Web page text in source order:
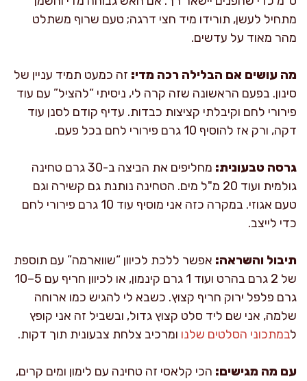
מתחיל לעשן, תורידו מיד חצי דרגה; טעם שרוף משתלט
מהר מאוד על עדשים.
מה עושים אם הבלילה רכה מדי: זה כמעט תמיד עניין של
סינון. בפעם הראשונה שזה קרה לי, ניסיתי “להציל” עם עוד
פירורי לחם וקיבלתי קציצות כבדות. עדיף קודם לסנן עוד
דקה, ורק אז להוסיף 10 גרם פירורי לחם בכל פעם.
גרסה טבעונית:
מחליפים את הביצה ב-30 גרם טחינה
גולמית ועוד 20 מ"ל מים. הטחינה נותנת גם קשירה וגם
טעם אגוזי. במקרה כזה אני מוסיף עוד 10 גרם פירורי לחם
כדי לייצב.
תיבול והשראה: אפשר ללכת לכיוון “שווארמה” עם תוספת
של 2 גרם בהרט ועוד 1 גרם קינמון, או לכיוון חריף עם 5–10
גרם פלפל ירוק חריף קצוץ. כשבא לי להגיש כמו ארוחה
שלמה, אני שם ליד סלט קצוץ גדול, ובשביל זה אני קופץ
לבמתכוני הסלטים שלנו ומרכיב צלחת צבעונית תוך דקות.
עם מה מגישים: הכי קלאסי זה טחינה עם לימון ומים קרים,